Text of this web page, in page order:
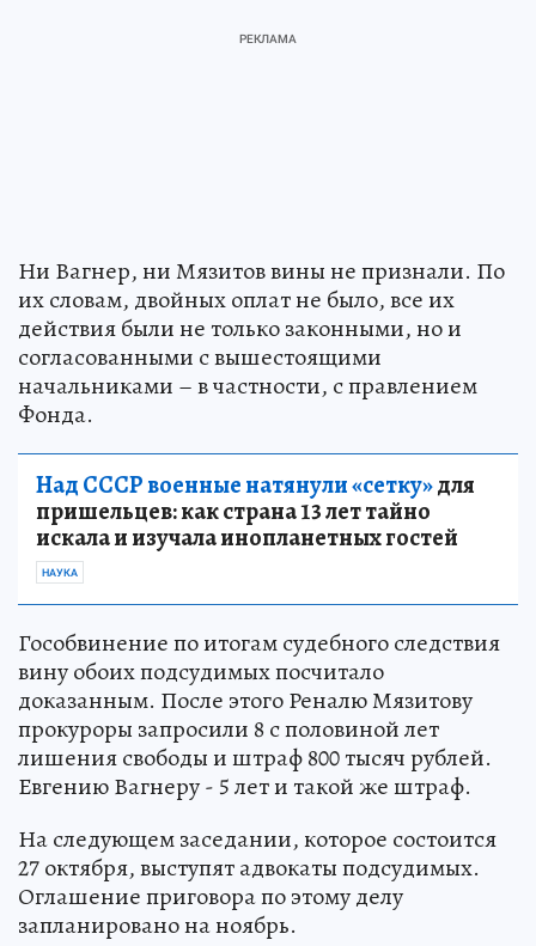
Ни Вагнер, ни Мязитов вины не признали. По
их словам, двойных оплат не было, все их
действия были не только законными, но и
согласованными с вышестоящими
начальниками – в частности, с правлением
Фонда.
Над СССР военные натянули «сетку»для
пришельцев: как страна 13 лет тайно
искала и изучала инопланетных гостей
НАУКА
Гособвинение по итогам судебного следствия
вину обоих подсудимых посчитало
доказанным. После этого Реналю Мязитову
прокуроры запросили 8 с половиной лет
лишения свободы и штраф 800 тысяч рублей.
Евгению Вагнеру - 5 лет и такой же штраф.
На следующем заседании, которое состоится
27 октября, выступят адвокаты подсудимых.
Оглашение приговора по этому делу
запланировано на ноябрь.